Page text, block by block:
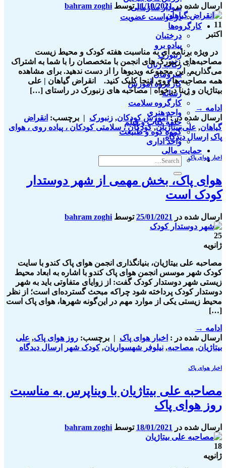
نمودار سازمانی
درخواست عضویت
کارگروه‌ها
درختبان
پیاده برو
زنبورک
رکاب زنان
سرومان
کارگروه آموزش
رسانه
کارگروه سلامت
واحد هنری
حلقه کتاب و فیلم
گروه کوه و طبیعت
واحد اداری
حمایت مالی
ارسال شده در11/10/2021 توسط bahram zoghi
11
اکتبر
در ویژه برنامه ای به مناسبت هفته کودک و محیط زیست
مصاحبه‌های زنبورک های انجمن با متخصصان را با شما به اشتراک
می‌گذاریم. این مجموعه ویدیوها را از دست ندهید. برای مشاهده
همه مصاحبه ها روی اینجا کلیک کنید. انقراض گیاهان | علی
بیتاژیان و ژینا درخواه | مصاحبه های زنبورک در راستای […]
ادامه →
ارسال شده در :آموزش کودکان, زنبورک | برچسب: انقراض
گیاهان, علی بیتاژیان,کودکان ، سلامتی کودکان ، پیاده روی ، هوای
پاک ارسال دیدگاه
اخبار هوای پاک
هوای پاک، بخش مهمی از شهر دوستدار
کودک است
ارسال شده در 25/01/2021 توسط bahram zoghi
25
ژانویه
مصاحبه علی بیتاژیان، بنیانگذاری انجمن هوای پاک کندو با سایت
کودک شهر موسس انجمن هوای پاک کندو با اشاره به ابعاد محیط
زیستی شهر دوستدار کودک گفت: از زوایای متفاوتی باید به شهر
دوستدار کودک پرداخته شود چراکه مبحث گسترده‌‎ای است؛ از نظر
محیط زیستی یکی از موارد مهم در این‌گونه شهرها، هوای پاک است
[…]
ادامه →
ارسال شده در : اخبار هوای پاک | برچسب: روز هوای پاک, علی
بیتاژیان, مصاحبه, نیلوفر شهسواریان,کودک شهر ارسال دیدگاه
اخبار هوای پاک
مصاحبه علی بیتاژیان با ویناپرس به مناسبت
روز هوای پاک
ارسال شده در 18/01/2021 توسط bahram zoghi
18
ژانویه